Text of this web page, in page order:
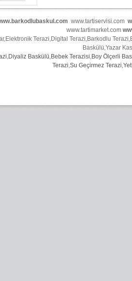
www.tartiservisi.com
www.tartimarket.com
,Elektronik Terazi,Digital Terazi,Barkodlu Terazi,
Baskülü,Yazar
,Diyaliz Baskülü,Bebek Terazisi,Boy Ölçerli
Terazi,Su Geçirmez Terazi,